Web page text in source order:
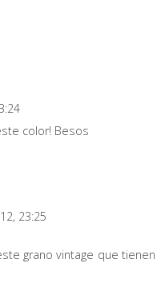
color! Besos
23:25
grano vintage que tienen